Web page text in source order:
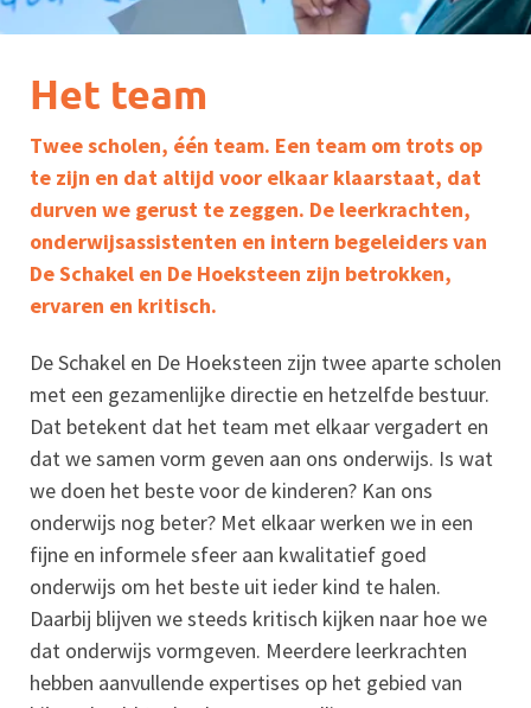
Het team
Twee scholen, één team. Een team om trots op
te zijn en dat altijd voor elkaar klaarstaat, dat
durven we gerust te zeggen. De leerkrachten,
onderwijsassistenten en intern begeleiders van
De Schakel en De Hoeksteen zijn betrokken,
ervaren en kritisch.
De Schakel en De Hoeksteen zijn twee aparte scholen
met een gezamenlijke directie en hetzelfde bestuur.
Dat betekent dat het team met elkaar vergadert en
dat we samen vorm geven aan ons onderwijs. Is wat
we doen het beste voor de kinderen? Kan ons
onderwijs nog beter? Met elkaar werken we in een
fijne en informele sfeer aan kwalitatief goed
onderwijs om het beste uit ieder kind te halen.
Daarbij blijven we steeds kritisch kijken naar hoe we
dat onderwijs vormgeven. Meerdere leerkrachten
hebben aanvullende expertises op het gebied van